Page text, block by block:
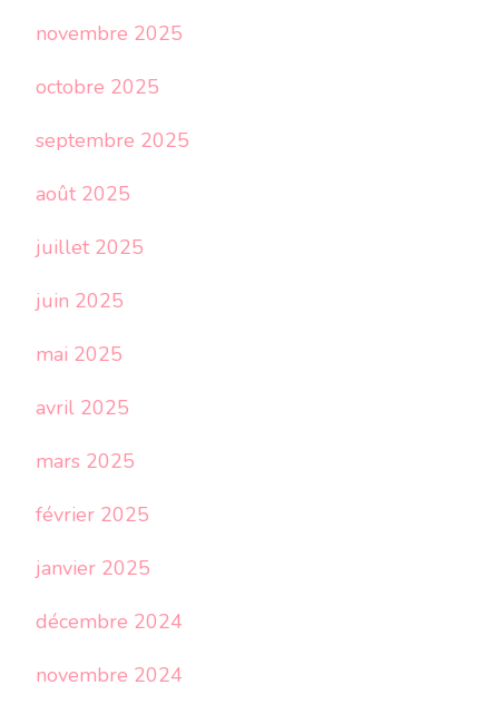
novembre 2025
octobre 2025
septembre 2025
août 2025
juillet 2025
juin 2025
mai 2025
avril 2025
mars 2025
février 2025
janvier 2025
décembre 2024
novembre 2024